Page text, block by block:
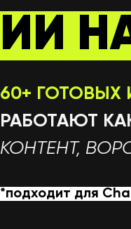
*подходит для
60+
РАБОТАЮТ
КОНТЕНТ,
ИИ